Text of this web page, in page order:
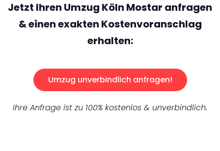
Jetzt Ihren Umzug Köln Mostar anfragen
& einen exakten Kostenvoranschlag
erhalten:
Umzug unverbindlich anfragen!
Ihre Anfrage ist zu 100% kostenlos & unverbindlich.